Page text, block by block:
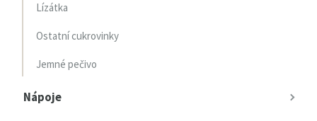
Lízátka
Ostatní cukrovinky
Jemné pečivo
Nápoje